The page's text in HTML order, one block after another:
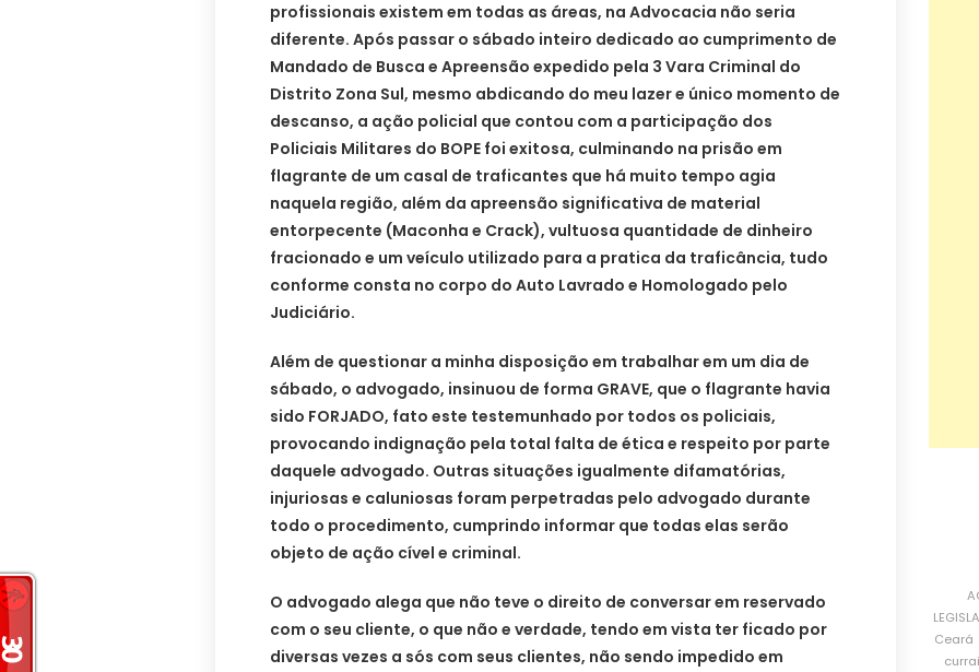
profissionais existem em todas as áreas, na Advocacia não seria
diferente. Após passar o sábado inteiro dedicado ao cumprimento de
Mandado de Busca e Apreensão expedido pela 3 Vara Criminal do
Distrito Zona Sul, mesmo abdicando do meu lazer e único momento de
descanso, a ação policial que contou com a participação dos
Policiais Militares do BOPE foi exitosa, culminando na prisão em
flagrante de um casal de traficantes que há muito tempo agia
naquela região, além da apreensão significativa de material
entorpecente (Maconha e Crack), vultuosa quantidade de dinheiro
fracionado e um veículo utilizado para a pratica da traficância, tudo
conforme consta no corpo do Auto Lavrado e Homologado pelo
Judiciário.
Além de questionar a minha disposição em trabalhar em um dia de
sábado, o advogado, insinuou de forma GRAVE, que o flagrante havia
sido FORJADO, fato este testemunhado por todos os policiais,
provocando indignação pela total falta de ética e respeito por parte
daquele advogado. Outras situações igualmente difamatórias,
injuriosas e caluniosas foram perpetradas pelo advogado durante
todo o procedimento, cumprindo informar que todas elas serão
objeto de ação cível e criminal.
O advogado alega que não teve o direito de conversar em reservado
com o seu cliente, o que não e verdade, tendo em vista ter ficado por
diversas vezes a sós com seus clientes, não sendo impedido em
Ceará